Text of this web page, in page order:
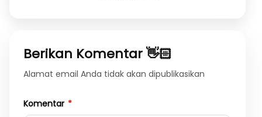
Berikan Komentar 👋🏻
Alamat email Anda tidak akan dipublikasikan
Komentar *